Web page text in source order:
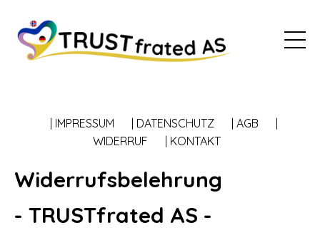
| IMPRESSUM | DATENSCHUTZ | AGB
WIDERRUF
| KONTAKT
Widerrufsbelehrung
- TRUSTfrated AS -